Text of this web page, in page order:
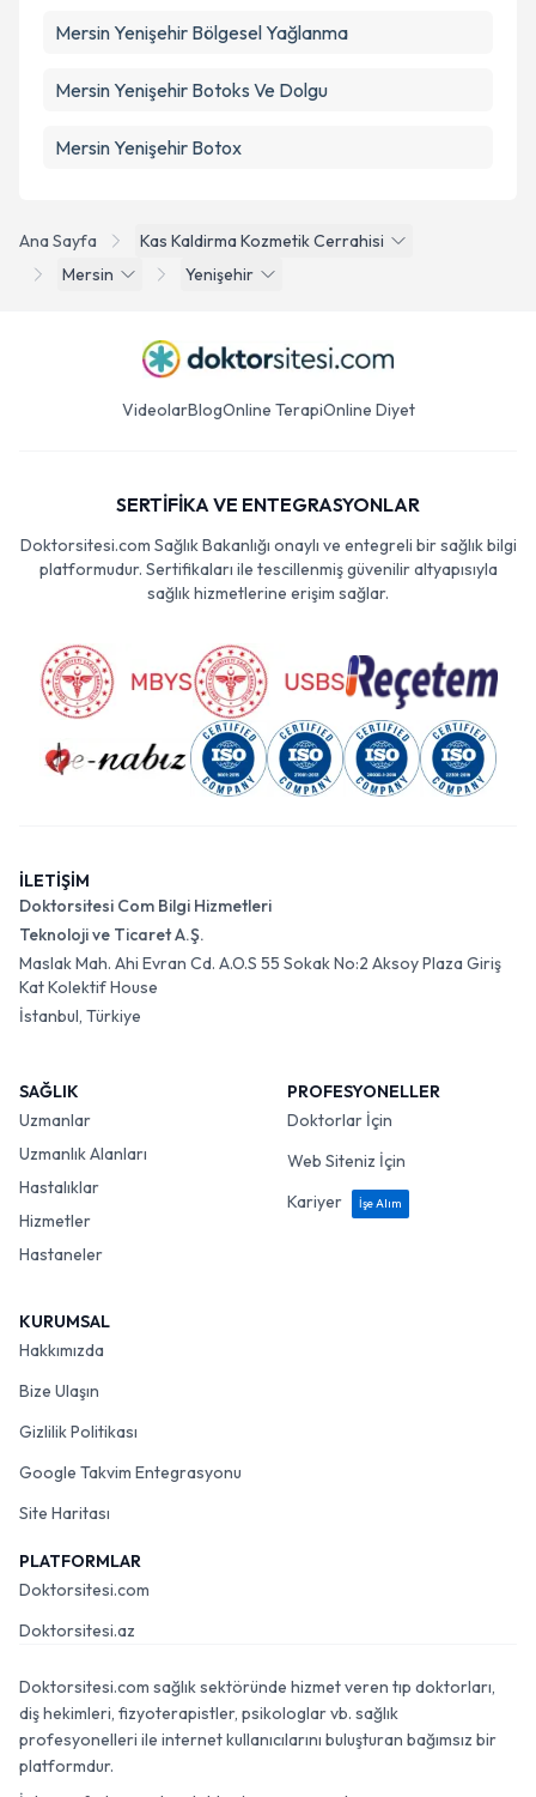
Ana Sayfa
Kas Kaldirma Kozmetik Cerrahisi
Mersin
Yenişehir
Mersin Yenişehir Bölgesel Yağlanma
Mersin Yenişehir Botoks Ve Dolgu
Mersin Yenişehir Botox
VideolarBlogOnline TerapiOnline Diyet
SERTİFİKA VE ENTEGRASYONLAR
Doktorsitesi.com Sağlık Bakanlığı onaylı ve entegreli bir sağlık bilgi
platformudur. Sertifikaları ile tescillenmiş güvenilir altyapısıyla
sağlık hizmetlerine erişim sağlar.
İLETİŞİM
Doktorsitesi Com Bilgi Hizmetleri
Teknoloji ve Ticaret A.Ş.
Maslak Mah. Ahi Evran Cd. A.O.S 55 Sokak No:2 Aksoy Plaza Giriş
Kat Kolektif House
İstanbul, Türkiye
SAĞLIK
Uzmanlar
Uzmanlık Alanları
Hastalıklar
Hizmetler
Hastaneler
PROFESYONELLER
Doktorlar İçin
Web Siteniz İçin
Kariyer
İşe Alım
KURUMSAL
Hakkımızda
Bize Ulaşın
Gizlilik Politikası
Google Takvim Entegrasyonu
Site Haritası
PLATFORMLAR
Doktorsitesi.com
Doktorsitesi.az
Doktorsitesi.com sağlık sektöründe hizmet veren tıp doktorları,
diş hekimleri, fizyoterapistler, psikologlar vb. sağlık
profesyonelleri ile internet kullanıcılarını buluşturan bağımsız bir
platformdur.